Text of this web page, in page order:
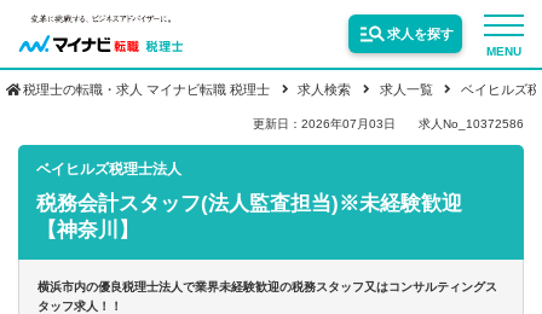
MENU
求人を探す
転職お役立ち情報
業界情報
税理士の転職・求人 マイナビ転職 税理士 求人検索 求人一覧 ベイヒルズ
更新日：2026年07月03日 求人No_10372586
ベイヒルズ税理士法人
税務会計スタッフ(法人監査担当)※未経験歓迎
【神奈川】
横浜市内の優良税理士法人で業界未経験歓迎の税務スタッフ又はコンサルティングス
タッフ求人！！